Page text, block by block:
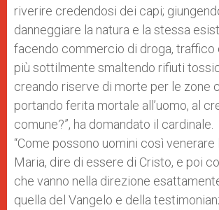
riverire credendosi dei capi;
danneggiare la natura e la stessa
facendo commercio di droga, traffico
più sottilmente smaltendo rifiuti
creando riserve di morte per le zone
portando ferita mortale all’uomo, al
comune?”, ha domandato il cardinale.
“Come possono uomini così venerare
Maria, dire di essere di Cristo, e poi
che vanno nella direzione
quella del Vangelo e della